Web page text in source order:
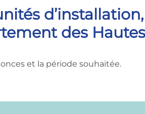
des
et la période souhaitée.